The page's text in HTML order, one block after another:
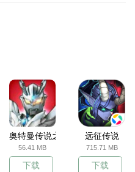
奥特曼传说之战
56.41 MB
下载
远征传说
715.71 MB
下载